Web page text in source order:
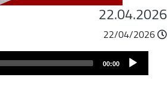
22/04/2026
ملفAudio
Player
00:00